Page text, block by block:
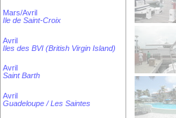
Mars/Avril
Ile de Saint-Croix
Avril
Iles des BVI (British Virgin Island)
Avril
Saint Barth
Avril
Guadeloupe / Les Saintes